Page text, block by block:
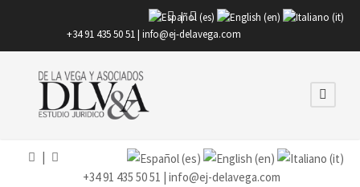
|
+34 91 435 50 51 | info@ej-delavega.com
+34 91 435 50 51 | info@ej-delavega.com